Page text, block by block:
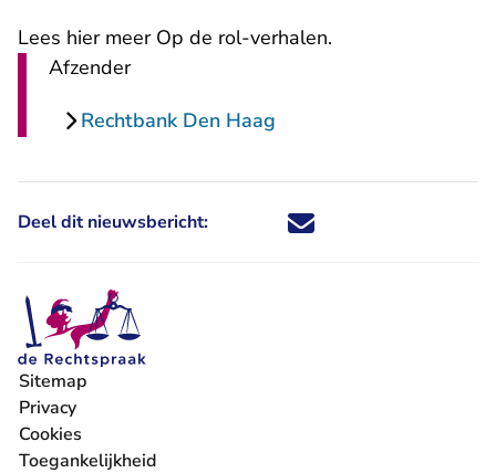
Lees hier meer Op de rol-verhalen.
Afzender
Rechtbank Den Haag
Deel dit nieuwsbericht: Deel dit nieuwsbericht via X -
Deel dit nieuwsbericht via
Deel dit nieuwsbericht
Deel dit
Sitemap
Privacy
Cookies
Toegankelijkheid